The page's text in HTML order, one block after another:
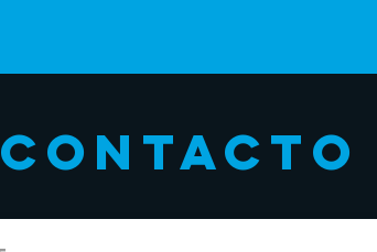
contacto